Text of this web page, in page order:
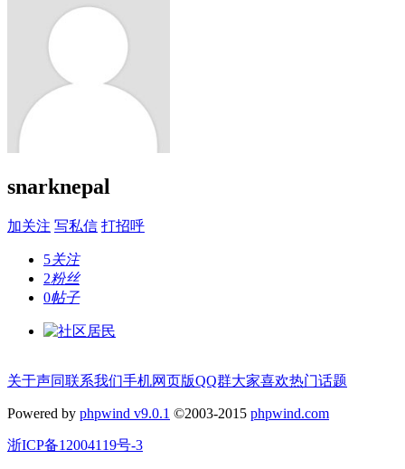
snarknepal
加关注 写私信 打招呼
5关注
2粉丝
0帖子
关于声同联系我们手机网页版QQ群大家喜欢热门话题
Powered by phpwind v9.0.1 ©2003-2015 phpwind.com
浙ICP备12004119号-3